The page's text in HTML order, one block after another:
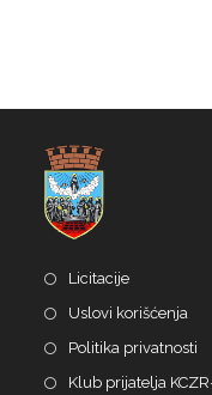
Licitacije
Uslovi korišćenja
Politika privatnosti
Klub prijatelja